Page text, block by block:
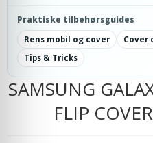
Praktiske tilbehørsguides
Rens mobil og cover
Cover
Tips & Tricks
SAMSUNG
FLIP